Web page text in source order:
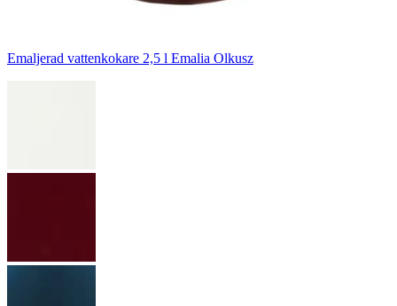
Emaljerad vattenkokare 2,5 l Emalia Olkusz